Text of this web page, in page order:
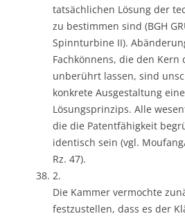
tatsächlichen Lösung der
zu bestimmen sind (BGH
Spinnturbine II).
Fachkönnens, die den Kern
unberührt lassen, sind
konkrete Ausgestaltung
Lösungsprinzips. Alle
die die Patentfähigkeit
identisch sein (vgl.
Rz. 47).
2.
Die Kammer vermochte
festzustellen, dass es der